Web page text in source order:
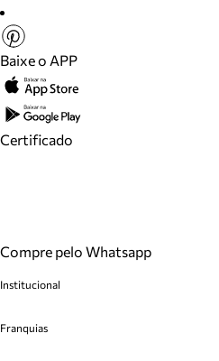
Baixe o APP
Certificado
Compre pelo Whatsapp
Institucional
Cashback
Franquias